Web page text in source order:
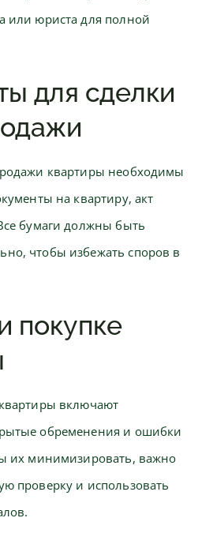
или юриста для полной
для сделки
квартиры необходимы
на квартиру, акт
бумаги должны быть
чтобы избежать споров в
покупке
включают
обременения и ошибки
их минимизировать, важно
проверку и использовать